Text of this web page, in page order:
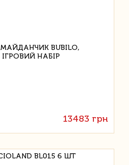
13483 грн
BL015 6 ШТ